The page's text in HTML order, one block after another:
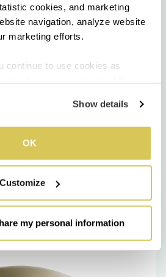
cookies, and marketing
navigation, analyze website
marketing efforts.
continue to use cookies as
personal information”. For more
our Privacy Policy.
Show details
OK
Customize
my personal information